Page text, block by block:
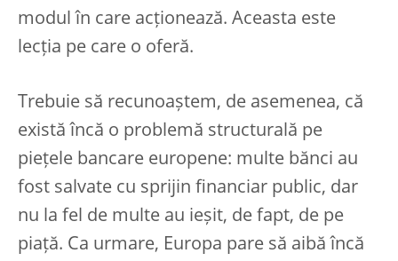
modul în care acționează. Aceasta este
lecția pe care o oferă.
Trebuie să recunoaștem, de asemenea, că
există încă o problemă structurală pe
piețele bancare europene: multe bănci au
fost salvate cu sprijin financiar public, dar
nu la fel de multe au ieșit, de fapt, de pe
piață. Ca urmare, Europa pare să aibă încă